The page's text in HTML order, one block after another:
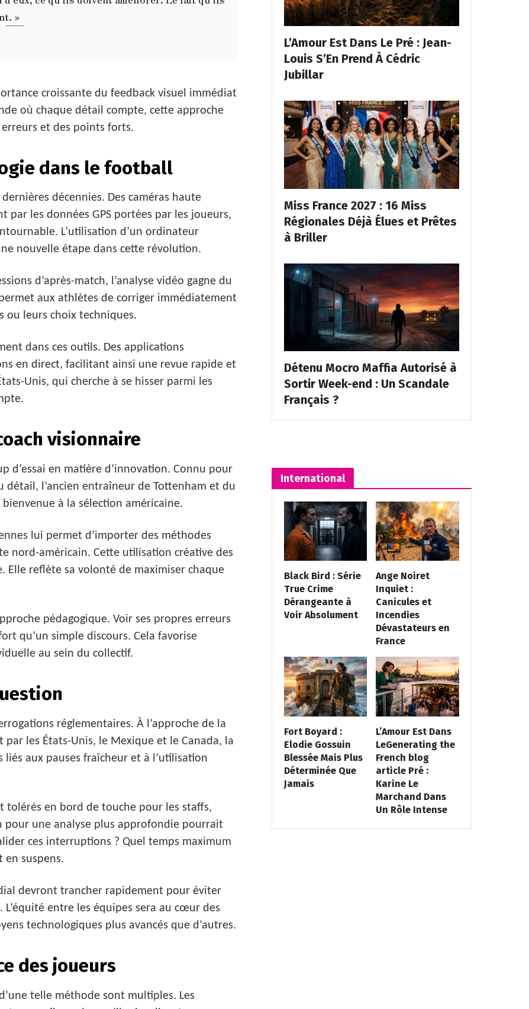
»
croissante du feedback visuel immédiat
où chaque détail compte, cette approche
et des points forts.
dans le football
décennies. Des caméras haute
par les données GPS portées par les joueurs,
L’utilisation d’un ordinateur
nouvelle étape dans cette révolution.
d’après-match, l’analyse vidéo gagne du
aux athlètes de corriger immédiatement
ou leurs choix techniques.
dans ces outils. Des applications
en direct, facilitant ainsi une revue rapide et
Unis, qui cherche à se hisser parmi les
visionnaire
d’essai en matière d’innovation. Connu pour
l’ancien entraîneur de Tottenham et du
à la sélection américaine.
lui permet d’importer des méthodes
nord-américain. Cette utilisation créative des
Elle reflète sa volonté de maximiser chaque
pédagogique. Voir ses propres erreurs
qu’un simple discours. Cela favorise
au sein du collectif.
réglementaires. À l’approche de la
les États-Unis, le Mexique et le Canada, la
liés aux pauses fraîcheur et à l’utilisation
en bord de touche pour les staffs,
une analyse plus approfondie pourrait
ces interruptions ? Quel temps maximum
en suspens.
devront trancher rapidement pour éviter
entre les équipes sera au cœur des
technologiques plus avancés que d’autres.
des joueurs
telle méthode sont multiples. Les
L’Amour Est Dans Le Pré : Jean-
Louis S’En Prend À Cédric
Jubillar
Miss France 2027 : 16 Miss
Régionales Déjà Élues et Prêtes
à Briller
Détenu Mocro Maffia Autorisé à
Sortir Week-end : Un Scandale
Français ?
International
Black Bird : Série
True Crime
Dérangeante à
Voir Absolument
Ange Noiret
Inquiet :
Canicules et
Incendies
Dévastateurs en
France
Fort Boyard :
Elodie Gossuin
Blessée Mais Plus
Déterminée Que
Jamais
L’Amour Est Dans
LeGenerating the
French blog
article Pré :
Karine Le
Marchand Dans
Un Rôle Intense